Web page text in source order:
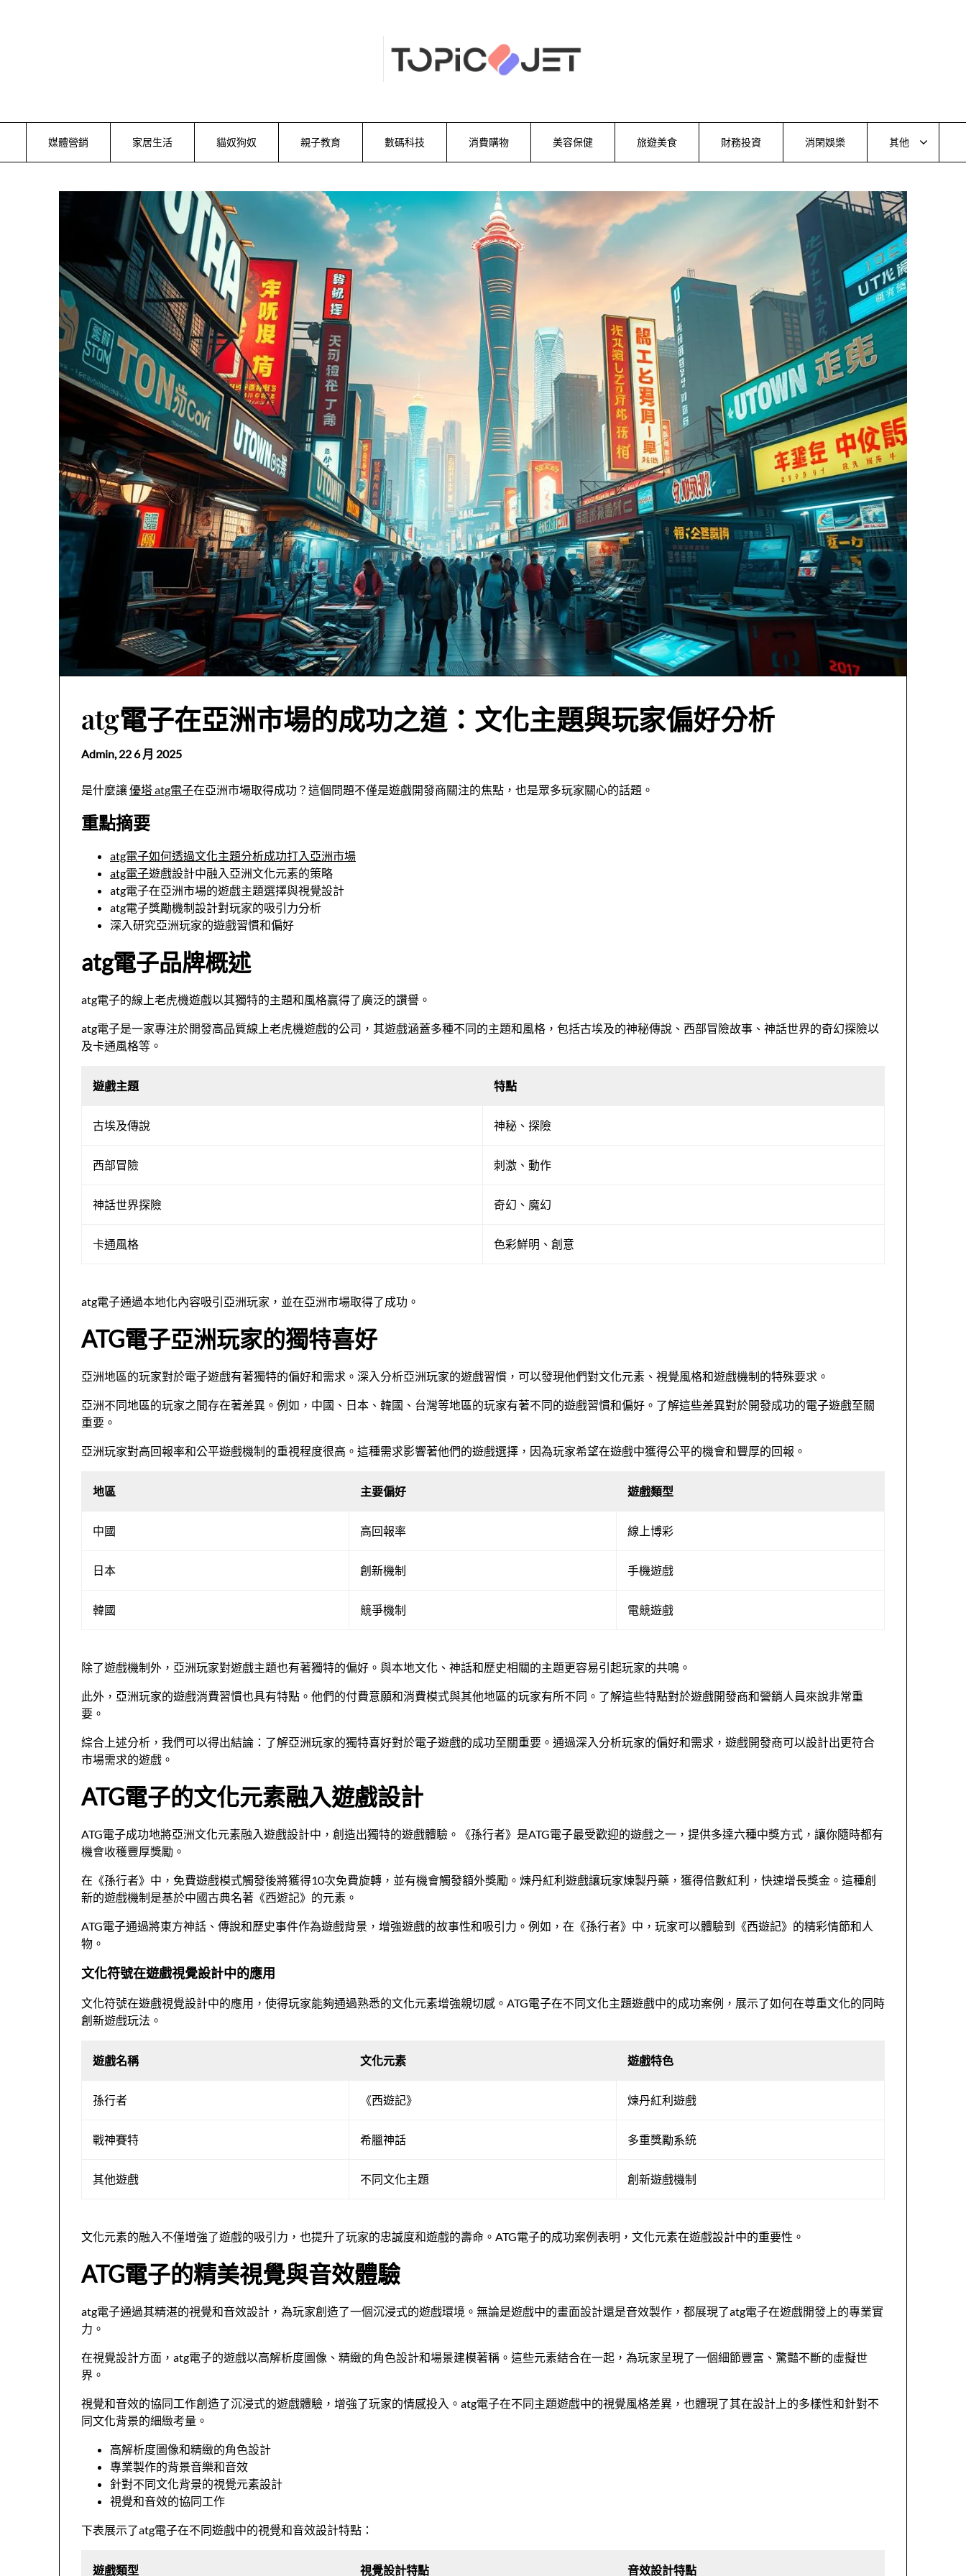
媒體營銷 家居生活 貓奴狗奴 親子教育 數碼科技 消費購物 美容保健 旅遊美食 財務投資 消閑娛樂 其他
atg電子在亞洲市場的成功之道：文化主題與玩家偏好分析
Admin,22 6 月 2025
是什麼讓優塔 atg電子在亞洲市場取得成功？這個問題不僅是遊戲開發商關注的焦點，也是眾多玩家關心的話題。
重點摘要
atg電子如何透過文化主題分析成功打入亞洲市場
atg電子遊戲設計中融入亞洲文化元素的策略
atg電子在亞洲市場的遊戲主題選擇與視覺設計
atg電子獎勵機制設計對玩家的吸引力分析
深入研究亞洲玩家的遊戲習慣和偏好
atg電子品牌概述
atg電子的線上老虎機遊戲以其獨特的主題和風格贏得了廣泛的讚譽。
atg電子是一家專注於開發高品質線上老虎機遊戲的公司，其遊戲涵蓋多種不同的主題和風格，包括古埃及的神秘傳說、西部冒險故事、神話世界的奇幻探險以
及卡通風格等。
遊戲主題 特點
古埃及傳說 神秘、探險
西部冒險 刺激、動作
神話世界探險 奇幻、魔幻
卡通風格 色彩鮮明、創意
atg電子通過本地化內容吸引亞洲玩家，並在亞洲市場取得了成功。
ATG電子亞洲玩家的獨特喜好
亞洲地區的玩家對於電子遊戲有著獨特的偏好和需求。深入分析亞洲玩家的遊戲習慣，可以發現他們對文化元素、視覺風格和遊戲機制的特殊要求。
亞洲不同地區的玩家之間存在著差異。例如，中國、日本、韓國、台灣等地區的玩家有著不同的遊戲習慣和偏好。了解這些差異對於開發成功的電子遊戲至關
重要。
亞洲玩家對高回報率和公平遊戲機制的重視程度很高。這種需求影響著他們的遊戲選擇，因為玩家希望在遊戲中獲得公平的機會和豐厚的回報。
地區 主要偏好 遊戲類型
中國 高回報率 線上博彩
日本 創新機制 手機遊戲
韓國 競爭機制 電競遊戲
除了遊戲機制外，亞洲玩家對遊戲主題也有著獨特的偏好。與本地文化、神話和歷史相關的主題更容易引起玩家的共鳴。
此外，亞洲玩家的遊戲消費習慣也具有特點。他們的付費意願和消費模式與其他地區的玩家有所不同。了解這些特點對於遊戲開發商和營銷人員來說非常重
要。
綜合上述分析，我們可以得出結論：了解亞洲玩家的獨特喜好對於電子遊戲的成功至關重要。通過深入分析玩家的偏好和需求，遊戲開發商可以設計出更符合
市場需求的遊戲。
ATG電子的文化元素融入遊戲設計
ATG電子成功地將亞洲文化元素融入遊戲設計中，創造出獨特的遊戲體驗。《孫行者》是ATG電子最受歡迎的遊戲之一，提供多達六種中獎方式，讓你隨時都有
機會收穫豐厚獎勵。
在《孫行者》中，免費遊戲模式觸發後將獲得10次免費旋轉，並有機會觸發額外獎勵。煉丹紅利遊戲讓玩家煉製丹藥，獲得倍數紅利，快速增長獎金。這種創
新的遊戲機制是基於中國古典名著《西遊記》的元素。
ATG電子通過將東方神話、傳說和歷史事件作為遊戲背景，增強遊戲的故事性和吸引力。例如，在《孫行者》中，玩家可以體驗到《西遊記》的精彩情節和人
物。
文化符號在遊戲視覺設計中的應用
文化符號在遊戲視覺設計中的應用，使得玩家能夠通過熟悉的文化元素增強親切感。ATG電子在不同文化主題遊戲中的成功案例，展示了如何在尊重文化的同時
創新遊戲玩法。
遊戲名稱 文化元素 遊戲特色
孫行者 《西遊記》 煉丹紅利遊戲
戰神賽特 希臘神話 多重獎勵系統
其他遊戲 不同文化主題 創新遊戲機制
文化元素的融入不僅增強了遊戲的吸引力，也提升了玩家的忠誠度和遊戲的壽命。ATG電子的成功案例表明，文化元素在遊戲設計中的重要性。
ATG電子的精美視覺與音效體驗
atg電子通過其精湛的視覺和音效設計，為玩家創造了一個沉浸式的遊戲環境。無論是遊戲中的畫面設計還是音效製作，都展現了atg電子在遊戲開發上的專業實
力。
在視覺設計方面，atg電子的遊戲以高解析度圖像、精緻的角色設計和場景建模著稱。這些元素結合在一起，為玩家呈現了一個細節豐富、驚豔不斷的虛擬世
界。
視覺和音效的協同工作創造了沉浸式的遊戲體驗，增強了玩家的情感投入。atg電子在不同主題遊戲中的視覺風格差異，也體現了其在設計上的多樣性和針對不
同文化背景的細緻考量。
高解析度圖像和精緻的角色設計
專業製作的背景音樂和音效
針對不同文化背景的視覺元素設計
視覺和音效的協同工作
下表展示了atg電子在不同遊戲中的視覺和音效設計特點：
遊戲類型 視覺設計特點 音效設計特點